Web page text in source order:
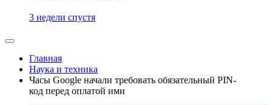
3 недели спустя
Главная
Наука и техника
Часы Google начали требовать обязательный PIN-
код перед оплатой ими